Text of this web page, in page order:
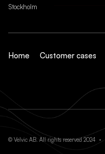
Stockholm
Home Customer cases
© Velvic AB. All rights reserved 2024